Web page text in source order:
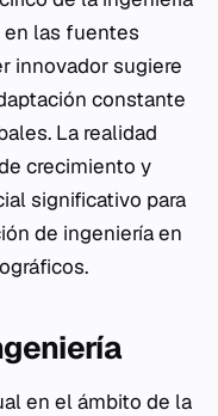
las fuentes
innovador sugiere
constante
La realidad
crecimiento y
significativo para
de ingeniería en
en el ámbito de la